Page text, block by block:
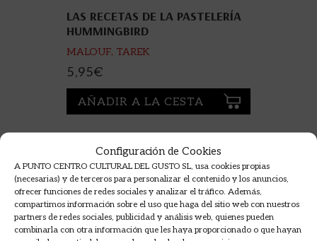
Configuración de Cookies
A PUNTO CENTRO CULTURAL DEL GUSTO SL, usa cookies propias
(necesarias) y de terceros para personalizar el contenido y los anuncios,
ofrecer funciones de redes sociales y analizar el tráfico. Además,
compartimos información sobre el uso que haga del sitio web con nuestros
partners de redes sociales, publicidad y análisis web, quienes pueden
combinarla con otra información que les haya proporcionado o que hayan
LAS RECETAS DE LA PASTELERÍA
HUMMINGBIRD
MALOUF, TAREK
5,95€
AÑADIR A LA CESTA